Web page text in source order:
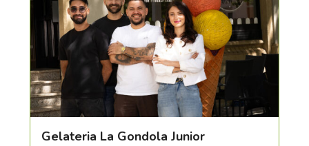
Gelateria La Gondola Junior